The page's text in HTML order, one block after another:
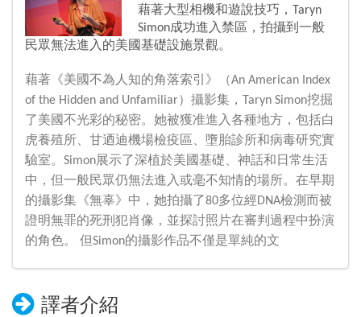
藉著大型相機和遊說技巧，Taryn
Simon成功進入禁區，拍攝到一般
民眾無法進入的美國基礎設施景觀。
藉著《美國不為人知的角落索引》（An American Index
of the Hidden and Unfamiliar）攝影集，Taryn Simon挖掘
了美國不光彩的秘密。她被獲准進入各種地方，包括白
虎養殖所、甘迺迪機場檢疫區、墮胎診所和病毒研究實
驗室。Simon展示了深植於美國基礎、神話和日常生活
中，但一般民眾仍無法進入或毫不知情的場所。在早期
的攝影集《無辜》中，她拍攝了80多位經DNA檢測而被
證明無罪的死刑犯肖像，並探討照片在審判過程中扮演
的角色。 但Simon的攝影作品不僅是單純的文
譯者介紹